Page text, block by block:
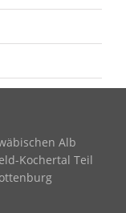
Alb
Kochertal Teil